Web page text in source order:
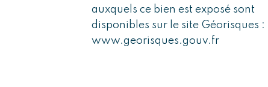
auxquels ce bien est exposé sont
disponibles sur le site Géorisques :
www.georisques.gouv.fr